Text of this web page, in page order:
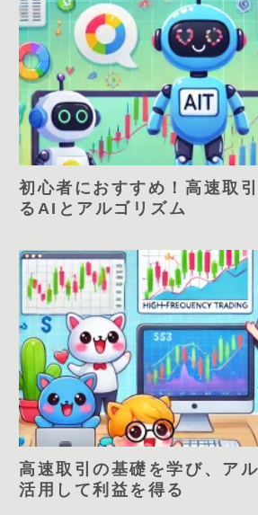
初心者におすすめ！高速取
るAIとアルゴリズム
高速取引の基礎を学び、ア
活用して利益を得る